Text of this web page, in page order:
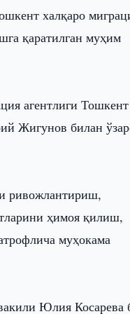
халқаро
қаратилган муҳим
агентлиги Тошкент
Жигунов билан
ривожлантириш,
ҳимоя қилиш,
муҳокама
Юлия Косарева